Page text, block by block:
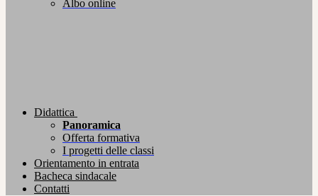
Albo online
Didattica
Panoramica
Offerta formativa
I progetti delle classi
Orientamento in entrata
Bacheca sindacale
Contatti